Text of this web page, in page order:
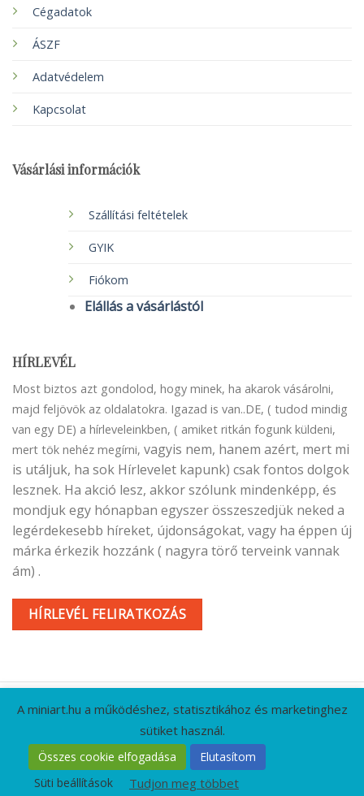
Cégadatok
ÁSZF
Adatvédelem
Kapcsolat
Vásárlási információk
Szállítási feltételek
GYIK
Fiókom
Elállás a vásárlástól
HÍRLEVÉL
Most biztos azt gondolod, hogy minek, ha akarok vásárolni,
majd feljövök az oldalatokra. Igazad is van..DE, ( tudod mindig
van egy DE) a hírleveleinkben, ( amiket ritkán fogunk küldeni,
mert tök nehéz megírni, vagyis nem, hanem azért, mert mi
is utáljuk, ha sok Hírlevelet kapunk) csak fontos dolgok
lesznek. Ha akció lesz, akkor szólunk mindenképp, és
mondjuk egy hónapban egyszer összeszedjük neked a
legérdekesebb híreket, újdonságokat, vagy ha éppen új
márka érkezik hozzánk ( nagyra törő terveink vannak
ám) .
HÍRLEVÉL FELIRATKOZÁS
KAPCSOLAT GYIK CÉGADATOK
ÁSZF
ADATVÉDELMI IRÁNYELVEK
RÓLUNK
Minden jog fenntartva 2026 ©
A miniart.hu a működéshez, statisztikához és marketinghez
sütiket használ.
Összes cookie elfogadása
Elutasítom
Süti beállítások
Tudjon meg többet